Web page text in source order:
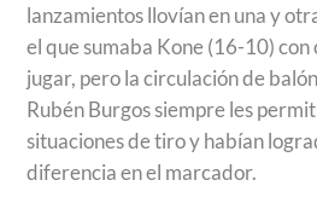
lanzamientos llovían en una y
el que sumaba Kone (16-10)
jugar, pero la circulación de
Rubén Burgos siempre les
situaciones de tiro y habían
diferencia en el marcador.